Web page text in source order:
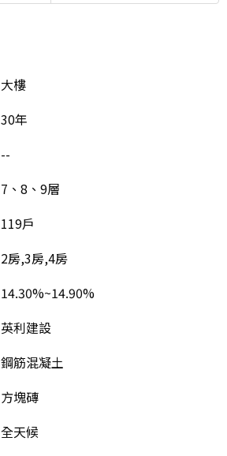
大樓
30年
--
7、8、9層
119戶
2房,3房,4房
14.30%~14.90%
英利建設
鋼筋混凝土
方塊磚
全天候